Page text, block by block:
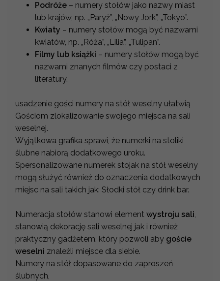
Podróże – numery stołów jako nazwy miast
lub krajów, np. „Paryż”, „Nowy Jork”, „Tokyo”.
Kwiaty – numery stołów mogą być nazwami
kwiatów, np. „Róża”, „Lilia”, „Tulipan”.
Filmy lub książki – numery stołów mogą być
nazwami znanych filmów czy postaci z
literatury.
usadzenie gości numery na stół weselny ułatwią
Gościom zlokalizowanie swojego miejsca na sali
weselnej.
Wyjątkowa grafika sprawi, że numerki na stoliki
ślubne nabiorą dodatkowego uroku.
Spersonalizowane numerek stojak na stół weselny
mogą służyć również do oznaczenia dodatkowych
miejsc na sali takich jak: Słodki stół czy drink bar.
Numeracja stołów stanowi element wystroju sali,
stanowią dekorację sali weselnej jak i również
praktyczny gadżetem, który pozwoli aby goście
weselni znaleźli miejsce dla siebie.
Numery na stół dopasowane do zaproszeń
ślubnych,